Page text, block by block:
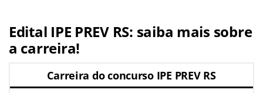
Edital IPE PREV RS: saiba mais sobre
a carreira!
Carreira do concurso IPE PREV RS